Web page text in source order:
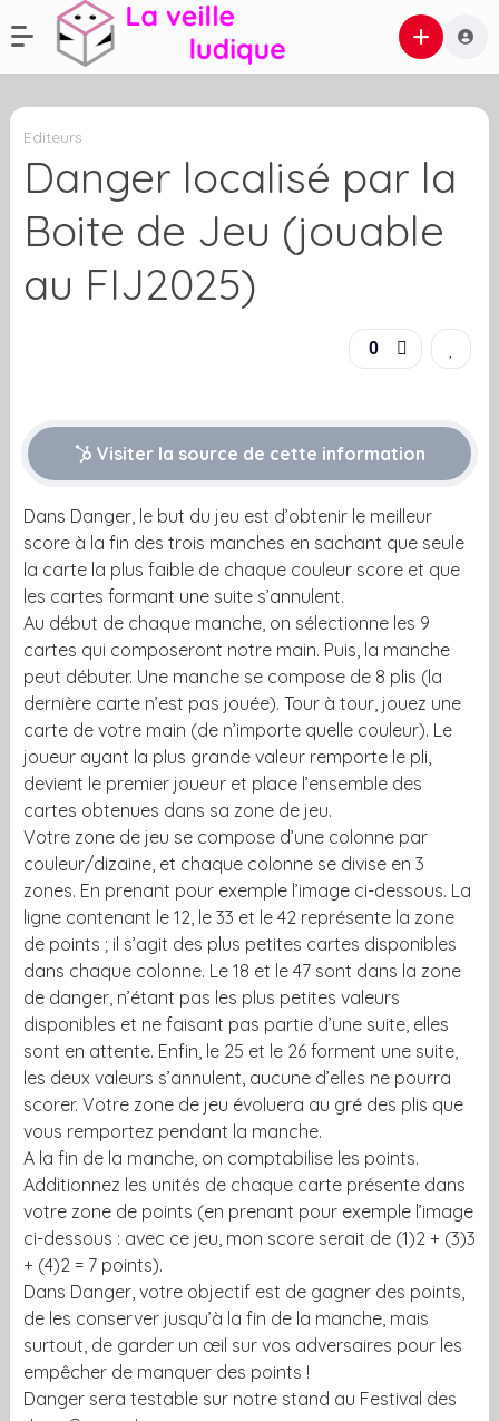
Editeurs
Danger localisé par la
Boite de Jeu (jouable
au FIJ2025)
0
Visiter la source de cette information
Dans Danger, le but du jeu est d’obtenir le meilleur
score à la fin des trois manches en sachant que seule
la carte la plus faible de chaque couleur score et que
les cartes formant une suite s’annulent.
Au début de chaque manche, on sélectionne les 9
cartes qui composeront notre main. Puis, la manche
peut débuter. Une manche se compose de 8 plis (la
dernière carte n’est pas jouée). Tour à tour, jouez une
carte de votre main (de n’importe quelle couleur). Le
joueur ayant la plus grande valeur remporte le pli,
devient le premier joueur et place l’ensemble des
cartes obtenues dans sa zone de jeu.
Votre zone de jeu se compose d’une colonne par
couleur/dizaine, et chaque colonne se divise en 3
zones. En prenant pour exemple l’image ci-dessous. La
ligne contenant le 12, le 33 et le 42 représente la zone
de points ; il s’agit des plus petites cartes disponibles
dans chaque colonne. Le 18 et le 47 sont dans la zone
de danger, n’étant pas les plus petites valeurs
disponibles et ne faisant pas partie d’une suite, elles
sont en attente. Enfin, le 25 et le 26 forment une suite,
les deux valeurs s’annulent, aucune d’elles ne pourra
scorer. Votre zone de jeu évoluera au gré des plis que
vous remportez pendant la manche.
A la fin de la manche, on comptabilise les points.
Additionnez les unités de chaque carte présente dans
votre zone de points (en prenant pour exemple l’image
ci-dessous : avec ce jeu, mon score serait de (1)2 + (3)3
+ (4)2 = 7 points).
Dans Danger, votre objectif est de gagner des points,
de les conserver jusqu’à la fin de la manche, mais
surtout, de garder un œil sur vos adversaires pour les
empêcher de manquer des points !
Danger sera testable sur notre stand au Festival des